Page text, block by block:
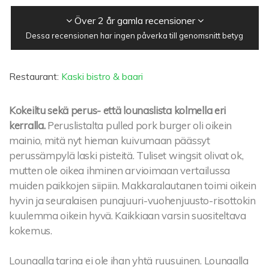
Över 2 år gamla recensioner
Dessa recensionen har ingen påverka till genomsnitt betyg
Restaurant: Kaski bistro & baari
Kokeiltu sekä perus- että lounaslista kolmella eri
kerralla. Peruslistalta pulled pork burger oli oikein
mainio, mitä nyt hieman kuivumaan päässyt
perussämpylä laski pisteitä. Tuliset wingsit olivat ok,
mutten ole oikea ihminen arvioimaan vertailussa
muiden paikkojen siipiin. Makkaralautanen toimi oikein
hyvin ja seuralaisen punajuuri-vuohenjuusto-risottokin
kuulemma oikein hyvä. Kaikkiaan varsin suositeltava
kokemus.
Lounaalla tarina ei ole ihan yhtä ruusuinen. Lounaalla